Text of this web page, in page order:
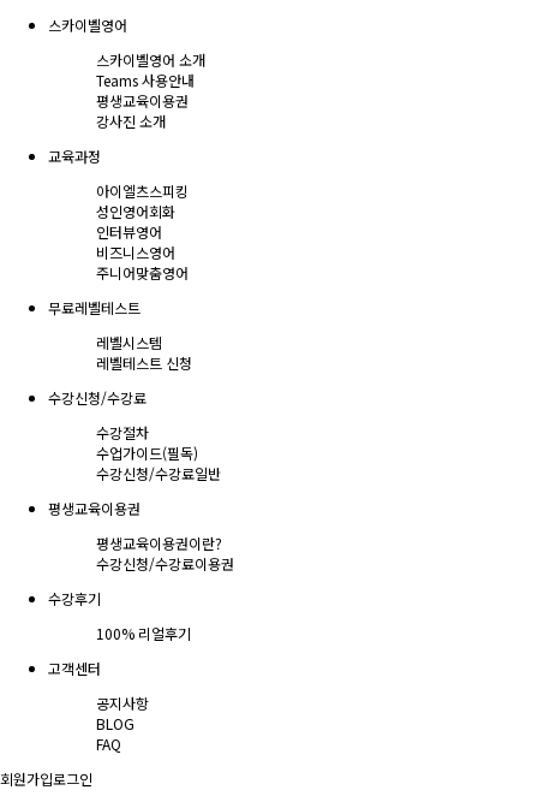
스카이벨영어
스카이벨영어 소개
Teams 사용안내
평생교육이용권
강사진 소개
교육과정
아이엘츠스피킹
성인영어회화
인터뷰영어
비즈니스영어
주니어맞춤영어
무료레벨테스트
레벨시스템
레벨테스트 신청
수강신청/수강료
수강절차
수업가이드(필독)
수강신청/수강료일반
평생교육이용권
평생교육이용권이란?
수강신청/수강료이용권
수강후기
100% 리얼후기
고객센터
공지사항
BLOG
FAQ
회원가입로그인